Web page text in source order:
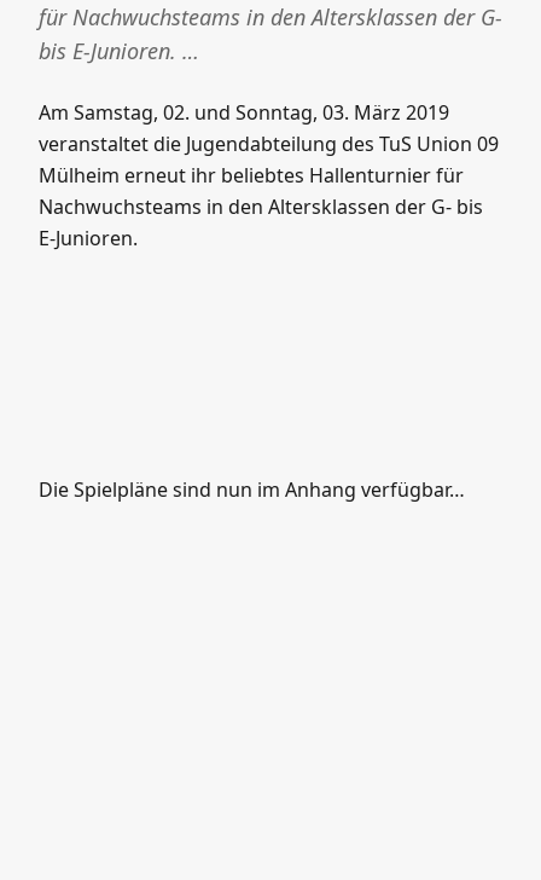
für Nachwuchsteams in den Altersklassen der G-
bis E-Junioren. …
Am Samstag, 02. und Sonntag, 03. März 2019
veranstaltet die Jugendabteilung des TuS Union 09
Mülheim erneut ihr beliebtes Hallenturnier für
Nachwuchsteams in den Altersklassen der G- bis
E-Junioren.
Die Spielpläne sind nun im Anhang verfügbar…